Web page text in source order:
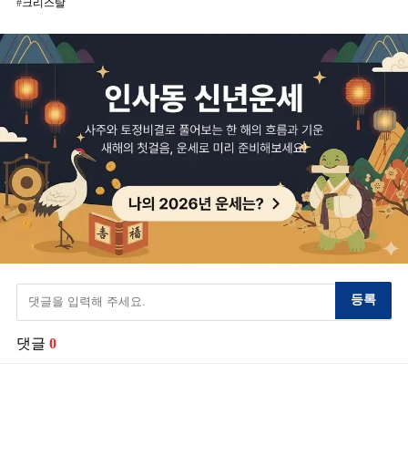
등록
댓글 0